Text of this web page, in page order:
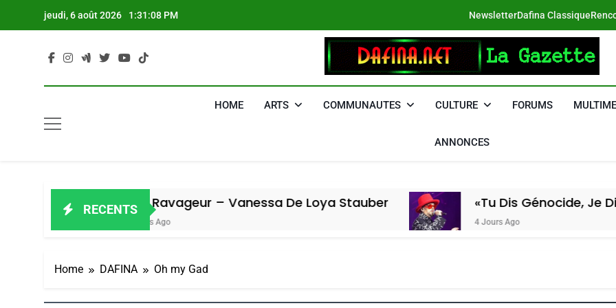
jeudi, 6 août 2026 1:31:09 PM NewsletterDafina Classique
DAFINA
HOME ARTS COMMUNAUTES CULTURE FORUMS
ANNONCES
RECENTS
Oeil Ravageur – Vanessa De Loya Stauber «Tu Dis Génocide, Je Dis Guerre»: La
4 Jours Ago
Home DAFINA Oh my Gad